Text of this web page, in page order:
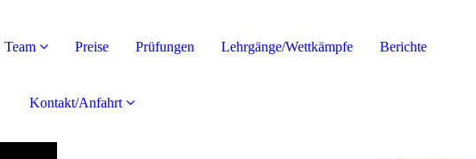
Team Preise Prüfungen Lehrgänge/Wettkämpfe Berichte
Kontakt/Anfahrt